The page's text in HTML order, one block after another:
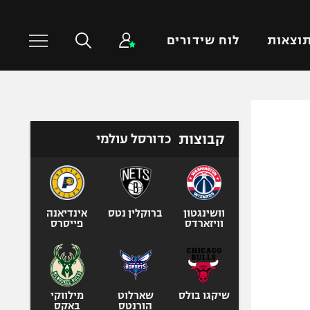
תוצאות לוח שידורים
טניס
כדורעף
אגרוף
ספורט אולימפי
קבוצות כדורסל עולמי
וושינגטון
וויזארדס
ברוקלין נטס
אינדיאנה
פייסרס
שיקגו בולס
שארלוט
הורנטס
מילווקי
באקס